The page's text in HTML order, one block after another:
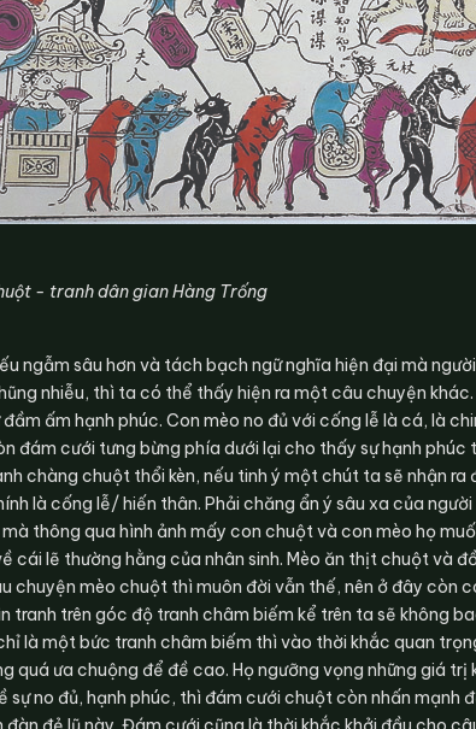
- tranh dân gian Hàng Trống
ngẫm sâu hơn và tách bạch ngữ nghĩa hiện đại mà
nhiễu, thì ta có thể thấy hiện ra một câu chuyện
đầm ấm hạnh phúc. Con mèo no đủ với cống lễ là cá, là
đám cưới tưng bừng phía dưới lại cho thấy sự hạnh
chàng chuột thổi kèn, nếu tinh ý một chút ta sẽ nhận
là cống lễ/ hiến thân. Phải chăng ẩn ý sâu xa của
thông qua hình ảnh mấy con chuột và con mèo họ
cái lẽ thường hằng của nhân sinh. Mèo ăn thịt chuột và
chuyện mèo chuột thì muôn đời vẫn thế, nên ở đây còn
tranh trên góc độ tranh châm biếm kể trên ta sẽ không
là một bức tranh châm biếm thì vào thời khắc quan
quá ưa chuộng để đề cao. Họ ngưỡng vọng những giá
sự no đủ, hạnh phúc, thì đám cưới chuột còn nhấn mạnh